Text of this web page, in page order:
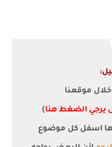
موقعنا
يرجي الضغط هنا)
اسفل كل موضوع